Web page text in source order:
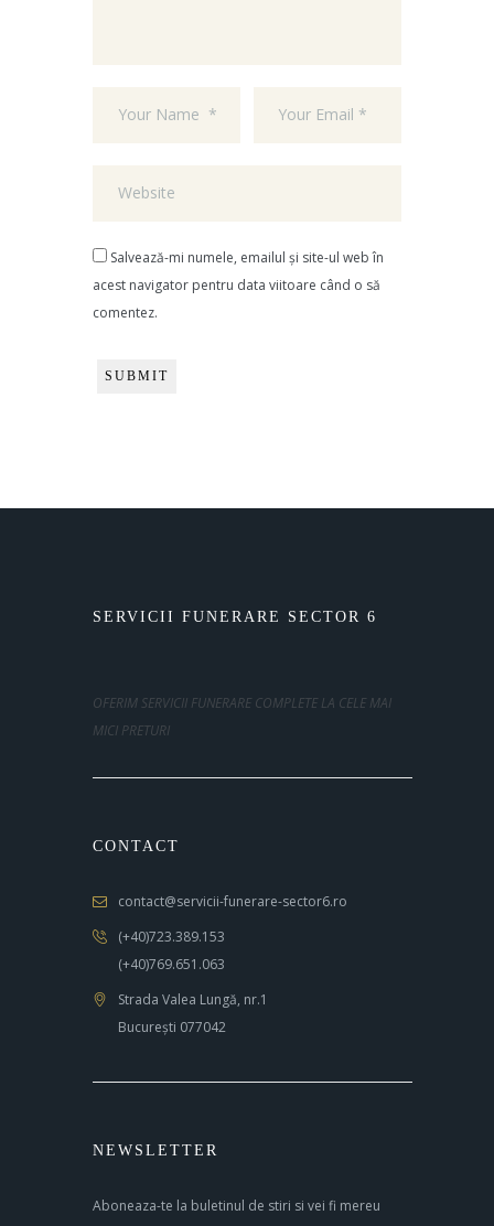
Salvează-mi numele, emailul și site-ul web în
acest navigator pentru data viitoare când o să
comentez.
SERVICII FUNERARE SECTOR 6
OFERIM SERVICII FUNERARE COMPLETE LA CELE MAI
MICI PRETURI
CONTACT
contact@servicii-funerare-sector6.ro
(+40)723.389.153
(+40)769.651.063
Strada Valea Lungă, nr.1
București 077042
NEWSLETTER
Aboneaza-te la buletinul de stiri si vei fi mereu